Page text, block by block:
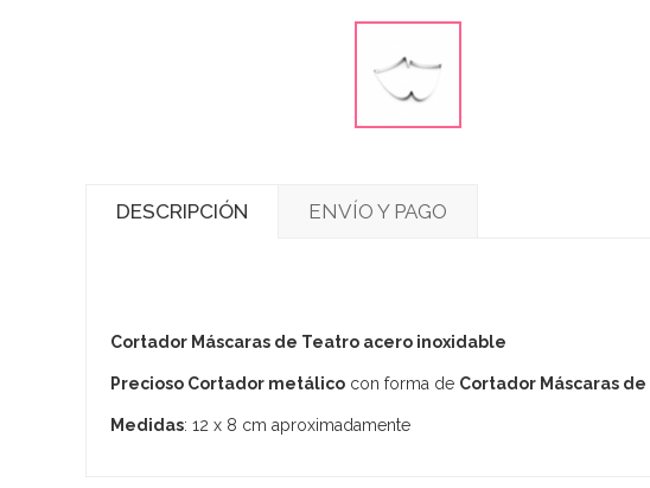
DESCRIPCIÓN ENVÍO Y PAGO
Cortador Máscaras de Teatro acero inoxidable
Precioso Cortador metálico con forma de Cortador Máscaras
Medidas: 12 x 8 cm aproximadamente